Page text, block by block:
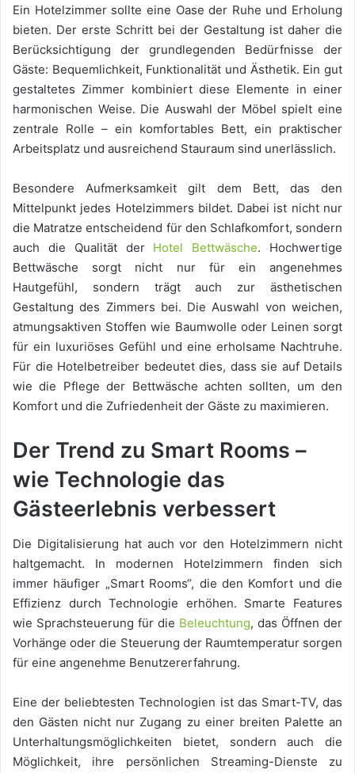
Ein Hotelzimmer sollte eine Oase der Ruhe und Erholung
bieten. Der erste Schritt bei der Gestaltung ist daher die
Berücksichtigung der grundlegenden Bedürfnisse der
Gäste: Bequemlichkeit, Funktionalität und Ästhetik. Ein gut
gestaltetes Zimmer kombiniert diese Elemente in einer
harmonischen Weise. Die Auswahl der Möbel spielt eine
zentrale Rolle – ein komfortables Bett, ein praktischer
Arbeitsplatz und ausreichend Stauraum sind unerlässlich.
Besondere Aufmerksamkeit gilt dem Bett, das den
Mittelpunkt jedes Hotelzimmers bildet. Dabei ist nicht nur
die Matratze entscheidend für den Schlafkomfort, sondern
auch die Qualität der Hotel Bettwäsche. Hochwertige
Bettwäsche sorgt nicht nur für ein angenehmes
Hautgefühl, sondern trägt auch zur ästhetischen
Gestaltung des Zimmers bei. Die Auswahl von weichen,
atmungsaktiven Stoffen wie Baumwolle oder Leinen sorgt
für ein luxuriöses Gefühl und eine erholsame Nachtruhe.
Für die Hotelbetreiber bedeutet dies, dass sie auf Details
wie die Pflege der Bettwäsche achten sollten, um den
Komfort und die Zufriedenheit der Gäste zu maximieren.
Der Trend zu Smart Rooms –
wie Technologie das
Gästeerlebnis verbessert
Die Digitalisierung hat auch vor den Hotelzimmern nicht
haltgemacht. In modernen Hotelzimmern finden sich
immer häufiger „Smart Rooms“, die den Komfort und die
Effizienz durch Technologie erhöhen. Smarte Features
wie Sprachsteuerung für die Beleuchtung, das Öffnen der
Vorhänge oder die Steuerung der Raumtemperatur sorgen
für eine angenehme Benutzererfahrung.
Eine der beliebtesten Technologien ist das Smart-TV, das
den Gästen nicht nur Zugang zu einer breiten Palette an
Unterhaltungsmöglichkeiten bietet, sondern auch die
Möglichkeit, ihre persönlichen Streaming-Dienste zu